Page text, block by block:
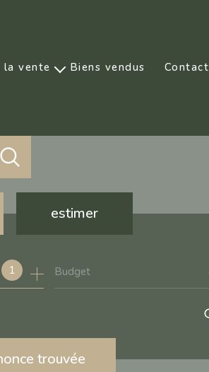
la vente Biens vendus Contact
estimer
1 Budget
trouvée